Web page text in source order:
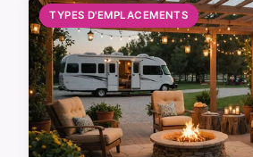
TYPES D'EMPLACEMENTS